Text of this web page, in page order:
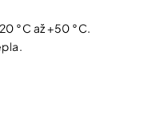
°C až +50 °C.